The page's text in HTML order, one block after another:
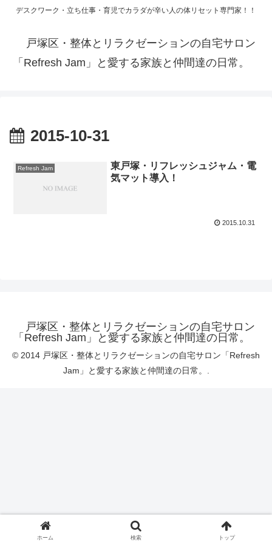
デスクワーク・立ち仕事・育児でカラダが辛い人の体リセット専門家！！
戸塚区・整体とリラクゼーションの自宅サロン
「Refresh Jam」と愛する家族と仲間達の日常。
2015-10-31
Refresh Jam
東戸塚・リフレッシュジャム・電
気マット導入！
2015.10.31
戸塚区・整体とリラクゼーションの自宅サロン
「Refresh Jam」と愛する家族と仲間達の日常。
© 2014 戸塚区・整体とリラクゼーションの自宅サロン「Refresh
Jam」と愛する家族と仲間達の日常。.
ホーム 検索 トップ